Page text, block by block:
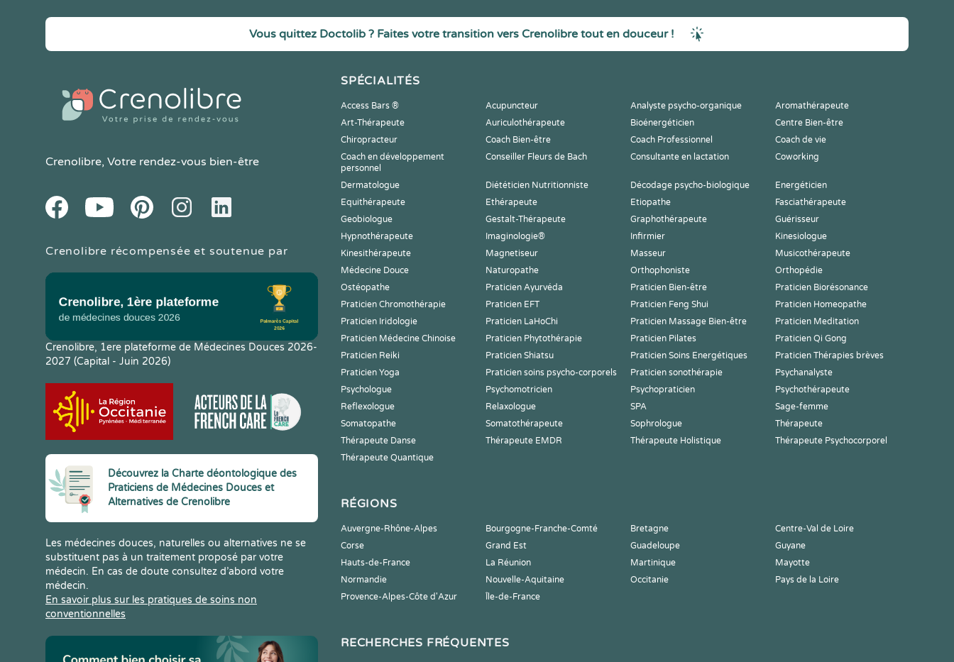
Vous quittez Doctolib ? Faites votre transition vers Crenolibre tout en douceur !
Crenolibre, Votre rendez-vous bien-être
FacebookYoutube PinteresetInstagramLinkedIn
Crenolibre récompensée et soutenue par
Crenolibre, 1ere plateforme de Médecines Douces 2026-
2027 (Capital - Juin 2026)
Découvrez la Charte déontologique des
Praticiens de Médecines Douces et
Alternatives de Crenolibre
Les médecines douces, naturelles ou alternatives ne se
substituent pas à un traitement proposé par votre
médecin. En cas de doute consultez d’abord votre
médecin.
En savoir plus sur les pratiques de soins non
conventionnelles
SPÉCIALITÉS
Access Bars ® Acupuncteur Analyste psycho-organique
Aromathérapeute
Art-Thérapeute
Auriculothérapeute Bioénergéticien
Centre Bien-être
Chiropracteur
Coach Bien-être Coach Professionnel
Coach de vie
Coach en développement
personnel
Conseiller Fleurs de Bach Consultante en lactation Coworking
Dermatologue Diététicien Nutritionniste Décodage psycho-biologique
Energéticien
Equithérapeute
Ethérapeute Etiopathe
Fasciathérapeute
Geobiologue
Gestalt-Thérapeute Graphothérapeute
Guérisseur
Hypnothérapeute
Imaginologie® Infirmier
Kinesiologue
Kinesithérapeute
Magnetiseur Masseur
Musicothérapeute
Médecine Douce
Naturopathe Orthophoniste
Orthopédie
Ostéopathe
Praticien Ayurvéda Praticien Bien-être
Praticien Biorésonance
Praticien Chromothérapie
Praticien EFT Praticien Feng Shui
Praticien Homeopathe
Praticien Iridologie
Praticien LaHoChi Praticien Massage Bien-être
Praticien Meditation
Praticien Médecine Chinoise
Praticien Phytothérapie Praticien Pilates
Praticien Qi Gong
Praticien Reiki
Praticien Shiatsu Praticien Soins Energétiques
Praticien Thérapies brèves
Praticien Yoga
Praticien soins psycho-corporels Praticien sonothérapie
Psychanalyste
Psychologue
Psychomotricien Psychopraticien
Psychothérapeute
Reflexologue
Relaxologue SPA
Sage-femme
Somatopathe
Somatothérapeute Sophrologue
Thérapeute
Thérapeute Danse
Thérapeute EMDR Thérapeute Holistique
Thérapeute Psychocorporel
Thérapeute Quantique
RÉGIONS
Auvergne-Rhône-Alpes Bourgogne-Franche-Comté Bretagne
Centre-Val de Loire
Corse
Grand Est Guadeloupe
Guyane
Hauts-de-France
La Réunion Martinique
Mayotte
Normandie
Nouvelle-Aquitaine Occitanie
Pays de la Loire
Provence-Alpes-Côte d'Azur
Île-de-France
RECHERCHES FRÉQUENTES